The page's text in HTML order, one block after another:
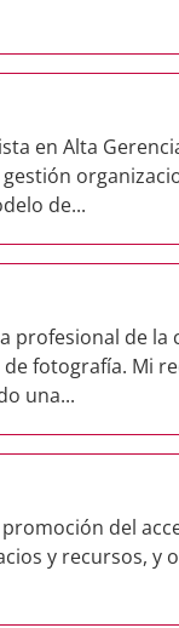
en Alta
de...
profesional de
fotografía. Mi
una...
del
y recursos, y